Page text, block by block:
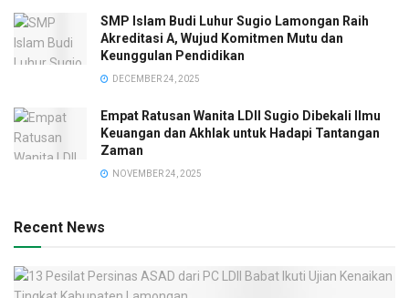
SMP Islam Budi Luhur Sugio Lamongan Raih
Akreditasi A, Wujud Komitmen Mutu dan
Keunggulan Pendidikan
DECEMBER 24, 2025
Empat Ratusan Wanita LDII Sugio Dibekali Ilmu
Keuangan dan Akhlak untuk Hadapi Tantangan
Zaman
NOVEMBER 24, 2025
Recent News